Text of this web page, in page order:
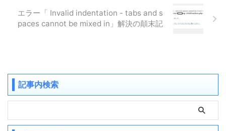
エラー「 Invalid indentation - tabs and s
paces cannot be mixed in」解決の顛末記
記事内検索